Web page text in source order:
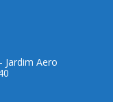
Jardim Aero